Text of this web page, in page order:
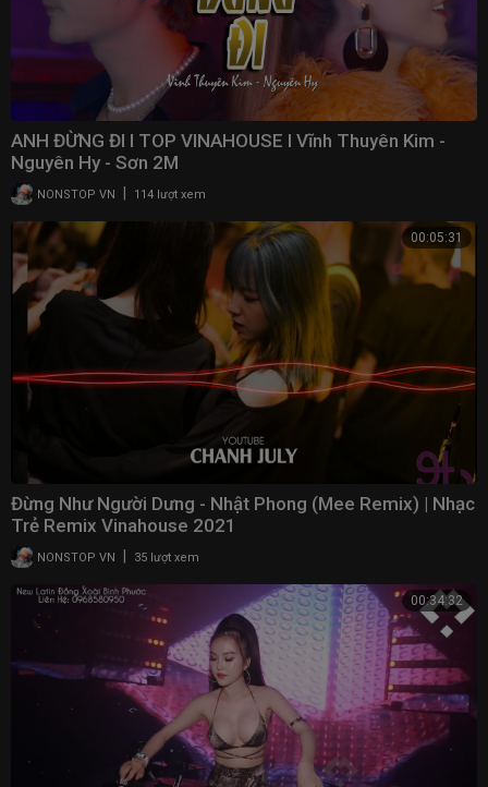
ANH ĐỪNG ĐI I TOP VINAHOUSE I Vĩnh Thuyên Kim -
Nguyên Hy - Sơn 2M
NONSTOP VN 114 lượt xem
00:05:31
Đừng Như Người Dưng - Nhật Phong (Mee Remix) | Nhạc
Trẻ Remix Vinahouse 2021
NONSTOP VN 35 lượt xem
00:34:32